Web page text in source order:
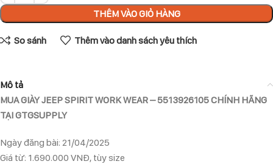
THÊM VÀO GIỎ HÀNG
So sánh Thêm vào danh sách yêu thích
Mô tả
MUA GIÀY JEEP SPIRIT WORK WEAR – 5513926105 CHÍNH HÃNG
TẠI GTGSUPPLY
Ngày đăng bài: 21/04/2025
Giá từ: 1.690.000 VNĐ, tùy size